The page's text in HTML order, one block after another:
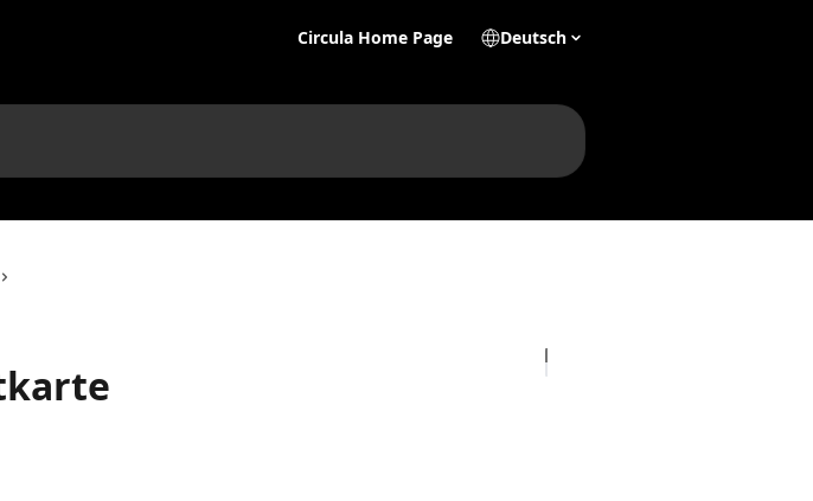
Circula Home Page Deutsch